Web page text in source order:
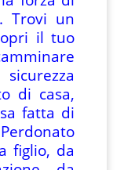
Trovi un
il tuo
di casa,
fatta di
figlio, da